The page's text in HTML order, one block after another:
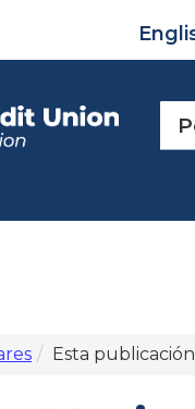
Esta publicación